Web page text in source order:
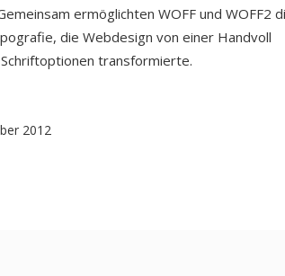
ermöglichten WOFF und WOFF2
die Webdesign von einer Handvoll
transformierte.
2012